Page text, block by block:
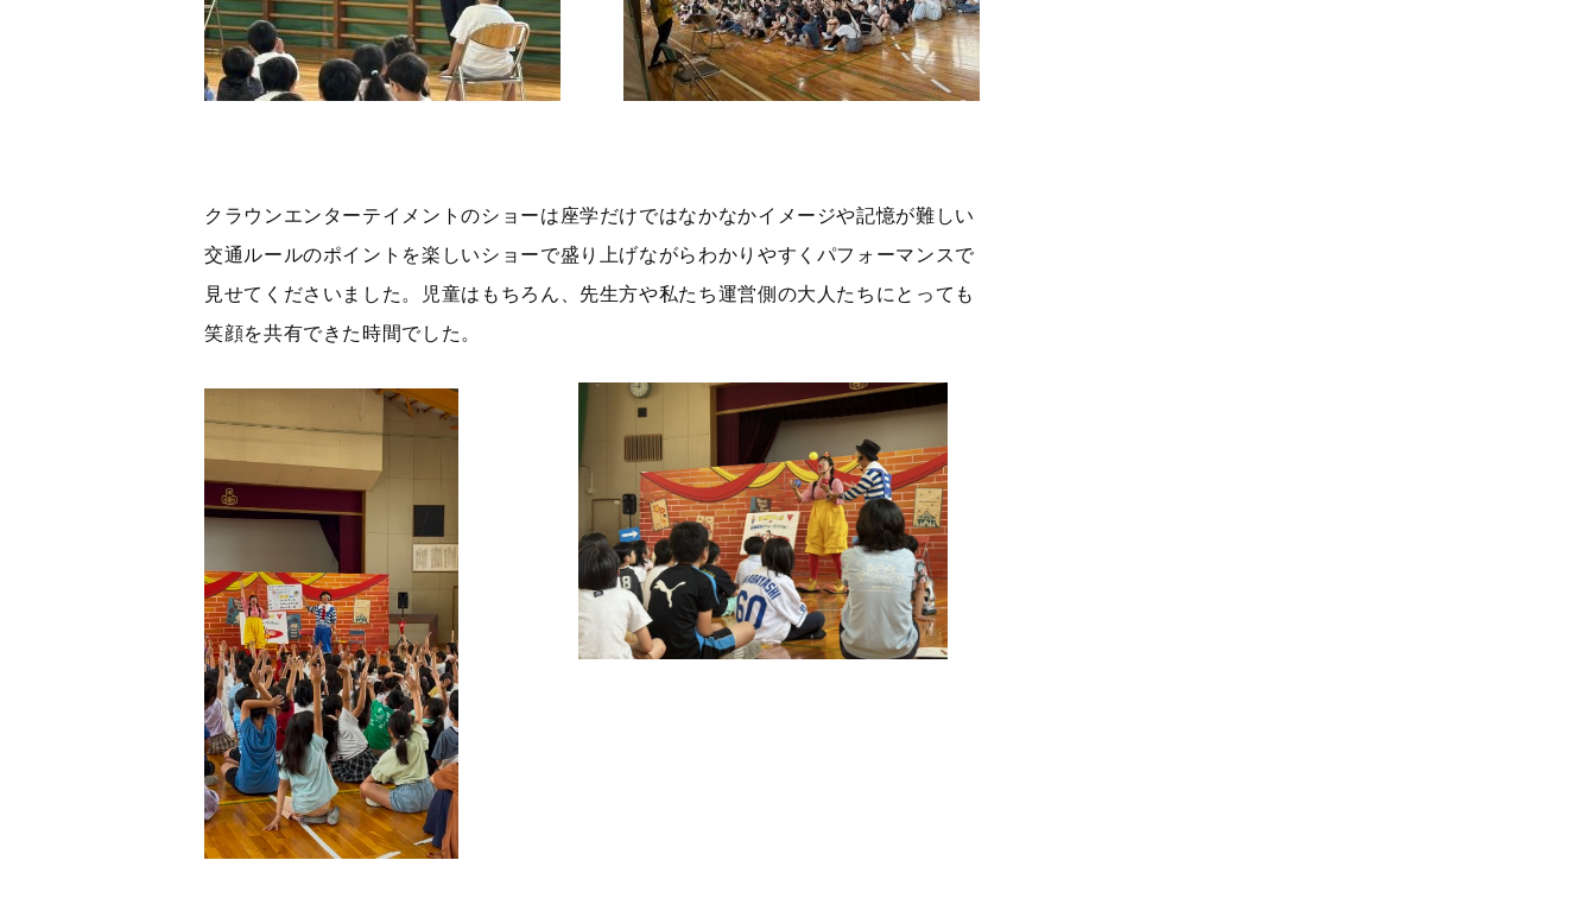
クラウンエンターテイメントのショーは座学だけではなかなかイメージや記憶が難しい
交通ルールのポイントを楽しいショーで盛り上げながらわかりやすくパフォーマンスで
見せてくださいました。児童はもちろん、先生方や私たち運営側の大人たちにとっても
笑顔を共有できた時間でした。